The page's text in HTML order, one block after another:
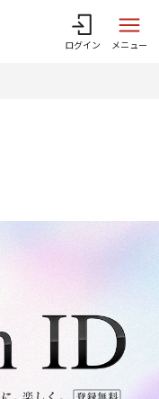
ログイン メニュー